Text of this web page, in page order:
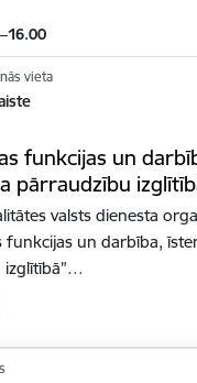
vieta
funkcijas un
pārraudzību
valsts dienesta
funkcijas un darbība,
izglītībā”…